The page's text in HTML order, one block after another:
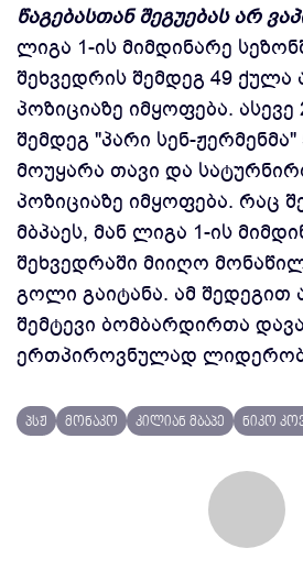
წაგებასთან შეგუებას არ
ლიგა 1-ის მიმდინარე
შეხვედრის შემდეგ 49 ქულა
პოზიციაზე იმყოფება.
შემდეგ "პარი სენ-
მოუყარა თავი და
პოზიციაზე იმყოფება. რაც
მბპაეს, მან ლიგა 1-ის
შეხვედრაში მიიღო
გოლი გაიტანა. ამ შედეგით
შემტევი ბომბარდირთა
ერთპიროვნულად
პსჟ მონაკო კილიან მბაპე ნიკო